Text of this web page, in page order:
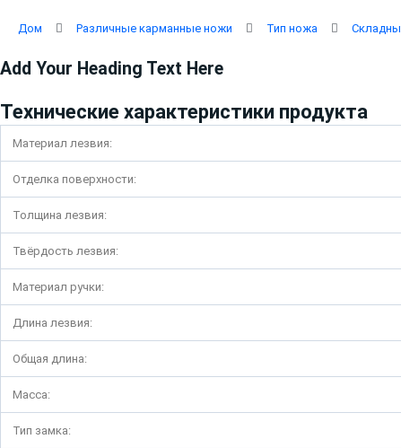
Дом Различные карманные ножи Тип ножа
Add Your Heading Text Here
Технические характеристики продукта
Материал лезвия:
Отделка поверхности:
Толщина лезвия:
Твёрдость лезвия:
Материал ручки:
Длина лезвия:
Общая длина:
Масса:
Тип замка: